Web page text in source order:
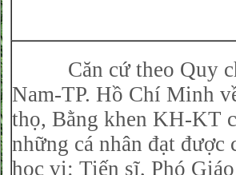
Căn cứ theo Quy
Nam-TP. Hồ Chí Minh
thọ, Bằng khen KH-KT
những cá nhân đạt được
học vị: Tiến sĩ, Phó